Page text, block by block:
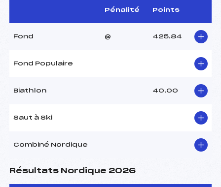
Pénalité Points
Fond @ 425.84
Fond Populaire
Biathlon 40.00
Saut à Ski
Combiné Nordique
Résultats Nordique 2026